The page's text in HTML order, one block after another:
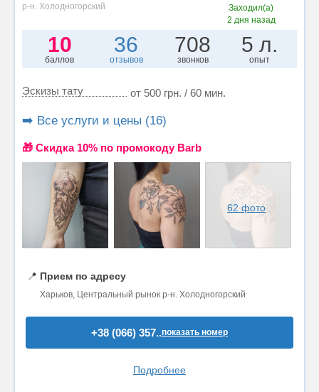
р-н. Холодногорский
Заходил(а)
2 дня назад
10
баллов
36
отзывов
708
звонков
5 л.
опыт
Эскизы тату от 500 грн. / 60 мин.
➡️ Все услуги и цены (16)
🎁 Cкидка 10% по промокоду Barb
62 фото
📍 Прием по адресу
Харьков, Центральный рынок р-н. Холодногорский
+38 (066) 357..показать номер
Подробнее